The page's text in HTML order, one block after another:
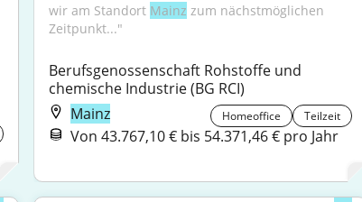
wir am Standort Mainz zum nächstmöglichen
Zeitpunkt..."
Berufsgenossenschaft Rohstoffe und
chemische Industrie (BG RCI)
Mainz
Homeoffice Teilzeit
Von 43.767,10 € bis 54.371,46 € pro Jahr